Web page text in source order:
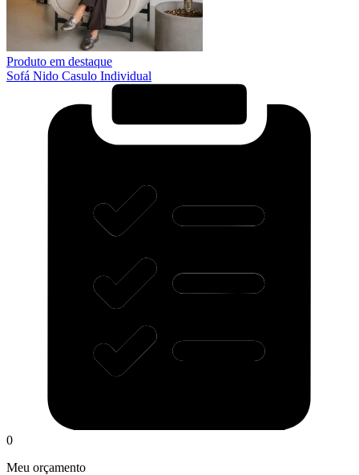
Produto em destaque
Sofá Nido Casulo Individual
0
Meu orçamento